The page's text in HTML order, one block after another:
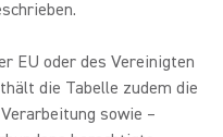
EU oder des Vereinigten
die Tabelle zudem die
sowie –